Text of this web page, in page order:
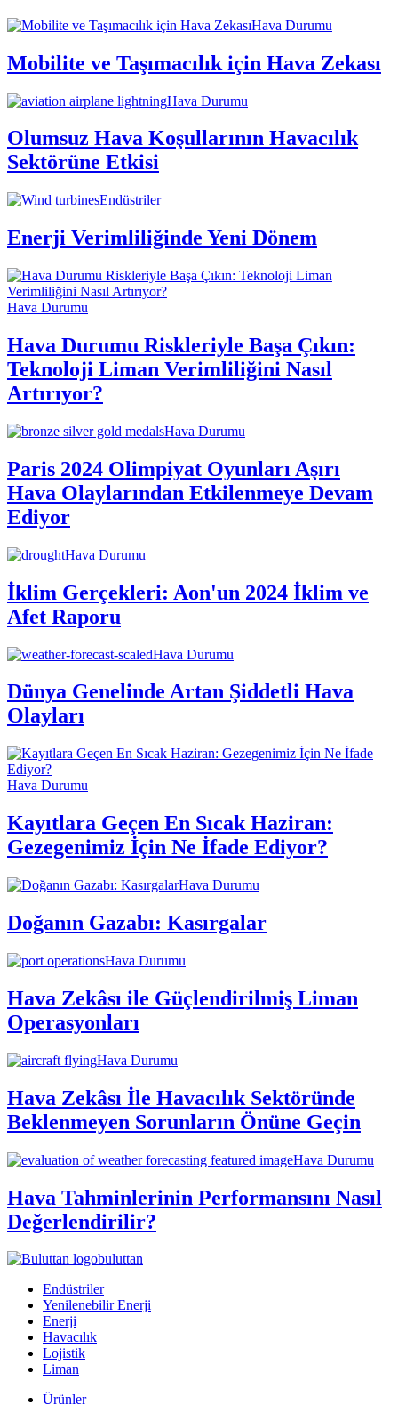
Hava Durumu
Mobilite ve Taşımacılık için Hava Zekası
Hava Durumu
Olumsuz Hava Koşullarının Havacılık
Sektörüne Etkisi
Endüstriler
Enerji Verimliliğinde Yeni Dönem
Hava Durumu
Hava Durumu Riskleriyle Başa Çıkın:
Teknoloji Liman Verimliliğini Nasıl
Artırıyor?
Hava Durumu
Paris 2024 Olimpiyat Oyunları Aşırı
Hava Olaylarından Etkilenmeye Devam
Ediyor
Hava Durumu
İklim Gerçekleri: Aon'un 2024 İklim ve
Afet Raporu
Hava Durumu
Dünya Genelinde Artan Şiddetli Hava
Olayları
Hava Durumu
Kayıtlara Geçen En Sıcak Haziran:
Gezegenimiz İçin Ne İfade Ediyor?
Hava Durumu
Doğanın Gazabı: Kasırgalar
Hava Durumu
Hava Zekâsı ile Güçlendirilmiş Liman
Operasyonları
Hava Durumu
Hava Zekâsı İle Havacılık Sektöründe
Beklenmeyen Sorunların Önüne Geçin
Hava Durumu
Hava Tahminlerinin Performansını Nasıl
Değerlendirilir?
buluttan
Endüstriler
Yenilenebilir Enerji
Enerji
Havacılık
Lojistik
Liman
Ürünler